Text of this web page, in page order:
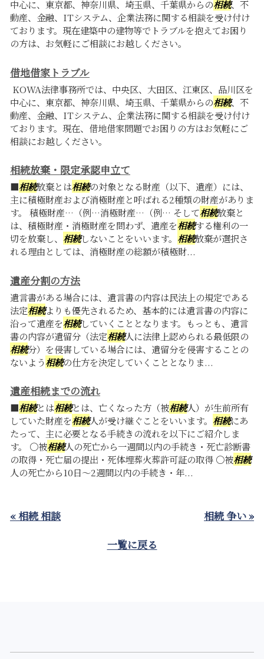
中心に、東京都、神奈川県、埼玉県、千葉県からの相続、不
動産、金融、ITシステム、企業法務に関する相談を受け付け
ております。現在建築中の建物等でトラブルを抱えてお困り
の方は、お気軽にご相談にお越しください。
借地借家トラブル
KOWA法律事務所では、中央区、大田区、江東区、品川区を
中心に、東京都、神奈川県、埼玉県、千葉県からの相続、不
動産、金融、ITシステム、企業法務に関する相談を受け付け
ております。現在、借地借家問題でお困りの方はお気軽にご
相談にお越しください。
相続放棄・限定承認申立て
■相続放棄とは相続の対象となる財産（以下、遺産）には、
主に積極財産および消極財産と呼ばれる2種類の財産がありま
す。 積極財産…（例…消極財産…（例… そして相続放棄と
は、積極財産・消極財産を問わず、遺産を相続する権利の一
切を放棄し、 相続しないことをいいます。 相続放棄が選択さ
れる理由としては、消極財産の総額が積極財...
遺産分割の方法
遺言書がある場合には、遺言書の内容は民法上の規定である
法定相続よりも優先されるため、基本的には遺言書の内容に
沿って遺産を相続していくこととなります。もっとも、遺言
書の内容が遺留分（法定相続人に法律上認められる最低限の
相続分）を侵害している場合には、遺留分を侵害することの
ないよう相続の仕方を決定していくこととなりま...
遺産相続までの流れ
■相続とは相続とは、亡くなった方（被相続人）が生前所有
していた財産を相続人が受け継ぐことをいいます。 相続にあ
たって、主に必要となる手続きの流れを以下にご紹介しま
す。 〇被相続人の死亡から一週間以内の手続き・死亡診断書
の取得・死亡届の提出・死体埋葬火葬許可証の取得 〇被相続
人の死亡から10日～2週間以内の手続き・年...
« 相続 相談
相続 争い »
一覧に戻る